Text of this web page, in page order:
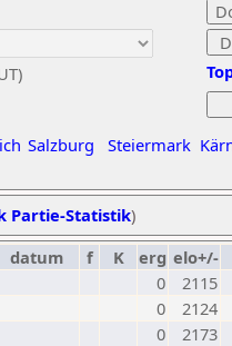
Salzburg Steiermark
Partie-Statistik)
datum f K erg elo+/-
0
2115
0
2124
0
2173